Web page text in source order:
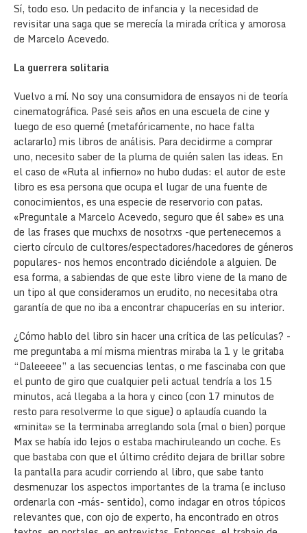
Sí, todo eso. Un pedacito de infancia y la necesidad de
revisitar una saga que se merecía la mirada crítica y amorosa
de Marcelo Acevedo.
La guerrera solitaria
Vuelvo a mí. No soy una consumidora de ensayos ni de teoría
cinematográfica. Pasé seis años en una escuela de cine y
luego de eso quemé (metafóricamente, no hace falta
aclararlo) mis libros de análisis. Para decidirme a comprar
uno, necesito saber de la pluma de quién salen las ideas. En
el caso de «Ruta al infierno» no hubo dudas: el autor de este
libro es esa persona que ocupa el lugar de una fuente de
conocimientos, es una especie de reservorio con patas.
«Preguntale a Marcelo Acevedo, seguro que él sabe» es una
de las frases que muchxs de nosotrxs -que pertenecemos a
cierto círculo de cultores/espectadores/hacedores de géneros
populares- nos hemos encontrado diciéndole a alguien. De
esa forma, a sabiendas de que este libro viene de la mano de
un tipo al que consideramos un erudito, no necesitaba otra
garantía de que no iba a encontrar chapucerías en su interior.
¿Cómo hablo del libro sin hacer una crítica de las películas? -
me preguntaba a mí misma mientras miraba la 1 y le gritaba
“Daleeeee” a las secuencias lentas, o me fascinaba con que
el punto de giro que cualquier peli actual tendría a los 15
minutos, acá llegaba a la hora y cinco (con 17 minutos de
resto para resolverme lo que sigue) o aplaudía cuando la
«minita» se la terminaba arreglando sola (mal o bien) porque
Max se había ido lejos o estaba machiruleando un coche. Es
que bastaba con que el último crédito dejara de brillar sobre
la pantalla para acudir corriendo al libro, que sabe tanto
desmenuzar los aspectos importantes de la trama (e incluso
ordenarla con -más- sentido), como indagar en otros tópicos
relevantes que, con ojo de experto, ha encontrado en otros